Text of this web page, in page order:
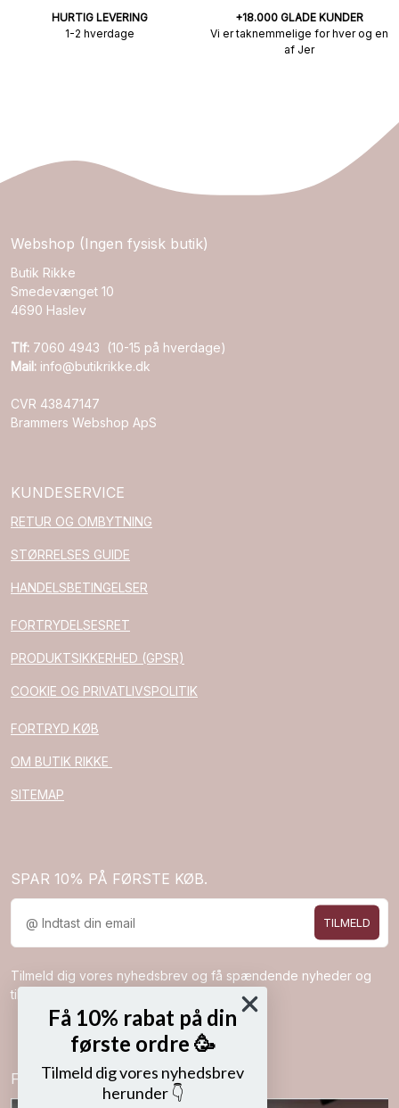
HURTIG LEVERING
1-2 hverdage
+18.000 GLADE KUNDER
Vi er taknemmelige for hver og en
af Jer
Webshop (Ingen fysisk butik)
Butik Rikke
Smedevænget 10
4690 Haslev
Tlf: 7060 4943 (10-15 på hverdage)
Mail: info@butikrikke.dk
CVR 43847147
Brammers Webshop ApS
KUNDESERVICE
RETUR OG OMBYTNING
STØRRELSES GUIDE
HANDELSBETINGELSER
FORTRYDELSESRET
PRODUKTSIKKERHED (GPSR)
COOKIE OG PRIVATLIVSPOLITIK
FORTRYD KØB
OM BUTIK RIKKE
SITEMAP
SPAR 10% PÅ FØRSTE KØB.
TILMELD
Tilmeld dig vores nyhedsbrev og få spændende nyheder og
tilbud direkte i din indbakke.
Følg os på
Få 10% rabat på din
første ordre 🥳
Tilmeld dig vores nyhedsbrev
herunder 👇